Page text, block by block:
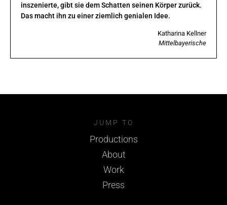
inszenierte, gibt sie dem Schatten seinen Körper zurück.
Das macht ihn zu einer ziemlich genialen Idee.
Katharina Kellner
Mittelbayerische
JUMP TO
Productions
About
Work
Press